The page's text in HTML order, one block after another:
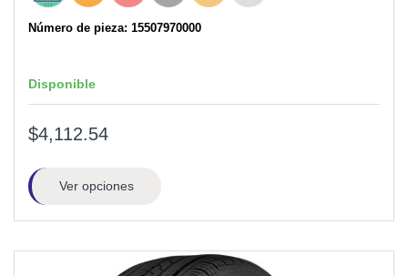
Número de pieza: 15507970000
Disponible
$4,112.54
Ver opciones